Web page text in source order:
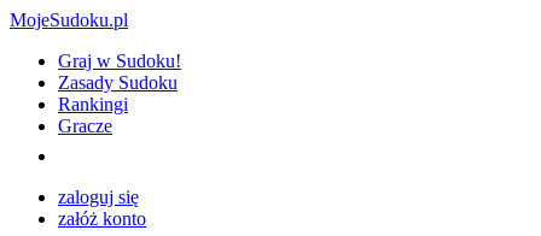
MojeSudoku.pl
Graj w Sudoku!
Zasady Sudoku
Rankingi
Gracze
zaloguj się
załóż konto